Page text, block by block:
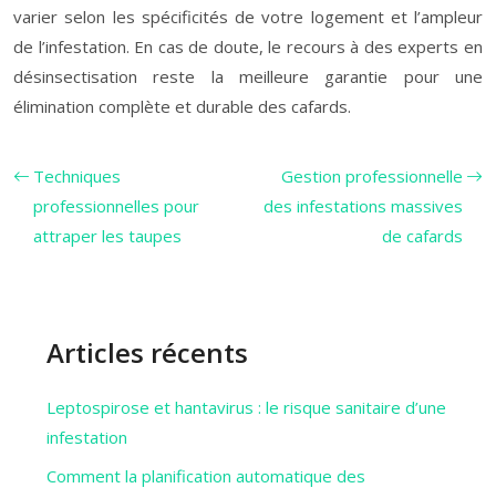
varier selon les spécificités de votre logement et l’ampleur
de l’infestation. En cas de doute, le recours à des experts en
désinsectisation reste la meilleure garantie pour une
élimination complète et durable des cafards.
Techniques
professionnelles pour
attraper les taupes
Gestion professionnelle
des infestations massives
de cafards
Articles récents
Leptospirose et hantavirus : le risque sanitaire d’une
infestation
Comment la planification automatique des